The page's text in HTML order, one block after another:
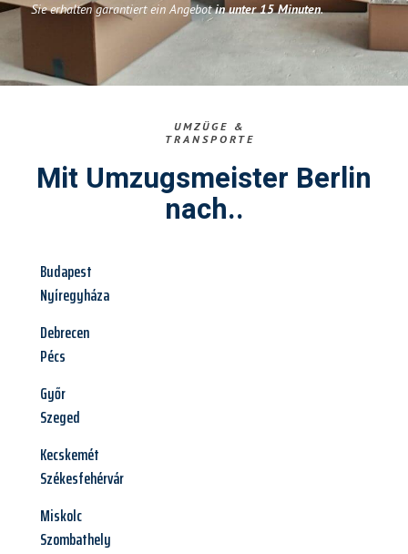
Sie erhalten garantiert ein Angebotin unter 15 Minuten.
UMZÜGE &
TRANSPORTE
Mit Umzugsmeister Berlin
nach..
Budapest
Nyíregyháza
Debrecen
Pécs
Győr
Szeged
Kecskemét
Székesfehérvár
Miskolc
Szombathely